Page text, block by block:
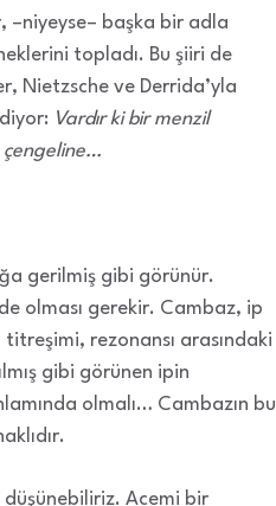
–niyeyse– başka bir adla
topladı. Bu şiiri de
Nietzsche ve Derrida’yla
Vardır ki bir menzil
çengeline…
gerilmiş gibi görünür.
olması gerekir. Cambaz, ip
rezonansı arasındaki
gibi görünen ipin
olmalı… Cambazın bu
düşünebiliriz. Acemi bir